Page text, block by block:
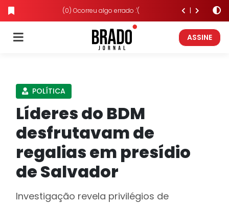
(0) Ocorreu algo errado :'(
ASSINE
POLÍTICA
Líderes do BDM
desfrutavam de
regalias em presídio
de Salvador
Investigação revela privilégios de